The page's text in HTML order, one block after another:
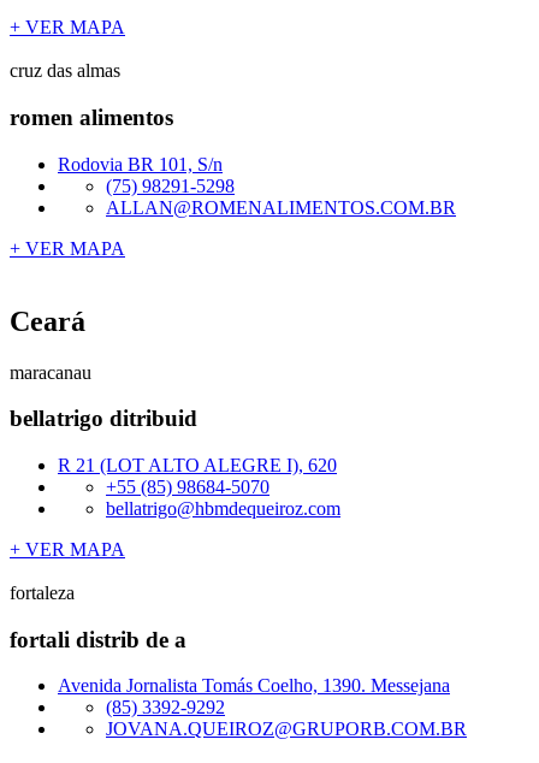
+ VER MAPA
cruz das almas
romen alimentos
Rodovia BR 101, S/n
(75) 98291-5298
ALLAN@ROMENALIMENTOS.COM.BR
+ VER MAPA
Ceará
maracanau
bellatrigo ditribuid
R 21 (LOT ALTO ALEGRE I), 620
+55 (85) 98684-5070
bellatrigo@hbmdequeiroz.com
+ VER MAPA
fortaleza
fortali distrib de a
Avenida Jornalista Tomás Coelho, 1390. Messejana
(85) 3392-9292
JOVANA.QUEIROZ@GRUPORB.COM.BR